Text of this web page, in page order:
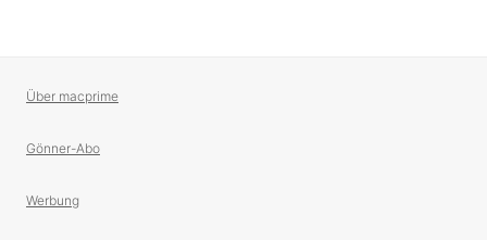
Über macprime
Gönner-Abo
Werbung